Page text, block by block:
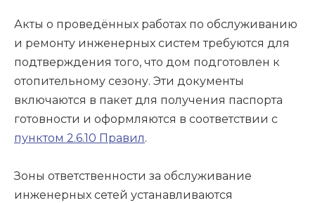
Акты о проведённых работах по обслуживанию
и ремонту инженерных систем требуются для
подтверждения того, что дом подготовлен к
отопительному сезону. Эти документы
включаются в пакет для получения паспорта
готовности и оформляются в соответствии с
пунктом 2.6.10 Правил.
Зоны ответственности за обслуживание
инженерных сетей устанавливаются